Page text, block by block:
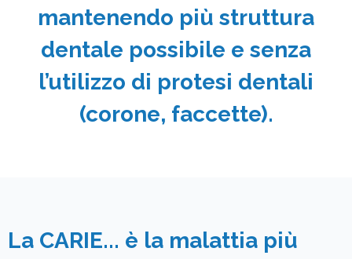
mantenendo più struttura
dentale possibile e senza
l’utilizzo di protesi dentali
(corone, faccette).
La CARIE... è la malattia più